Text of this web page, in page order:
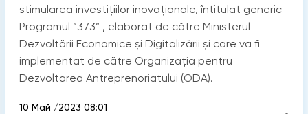
stimularea investițiilor inovaționale, întitulat generic
Programul ”373” , elaborat de către Ministerul
Dezvoltării Economice și Digitalizării și care va fi
implementat de către Organizația pentru
Dezvoltarea Antreprenoriatului (ODA).
10 Май /2023 08:01